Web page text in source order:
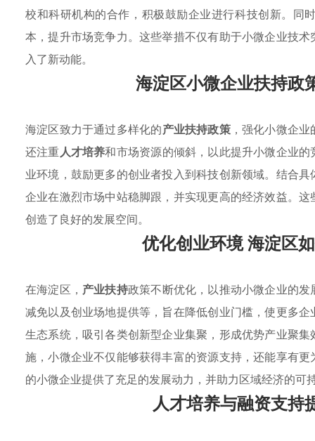
校和科研机构的合作，积极鼓励企业进行科技创新。同
本，提升市场竞争力。这些举措不仅有助于小微企业技
入了新动能。
海淀区小微企业扶持政
海淀区致力于通过多样化的产业扶持政策，强化小微企业
还注重人才培养和市场资源的倾斜，以此提升小微企业
业环境，鼓励更多的创业者投入到科技创新领域。结合
企业在激烈市场中站稳脚跟，并实现更高的经济效益。
创造了良好的发展空间。
优化创业环境 海淀区
在海淀区， 产业扶持政策不断优化，以推动小微企业的
减免以及创业场地提供等，旨在降低创业门槛，使更多
生态系统，吸引各类创新型企业集聚，形成优势产业聚
施，小微企业不仅能够获得丰富的资源支持，还能享有
的小微企业提供了充足的发展动力，并助力区域经济的可
人才培养与融资支持